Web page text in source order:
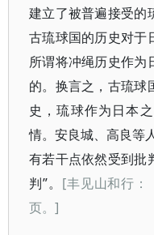
建立了被普遍接受的
古琉球国的历史对于
所谓将冲绳历史作为
的。换言之，古琉球
史，琉球作为日本
情。安良城、高良等
有若干点依然受到批
判”。 [丰见山和行：
页。]